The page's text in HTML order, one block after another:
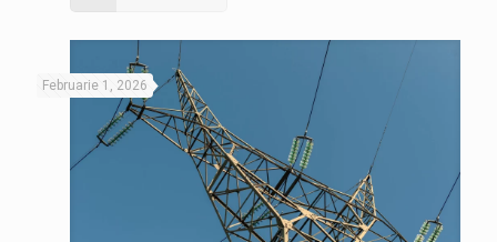
Februarie 1, 2026